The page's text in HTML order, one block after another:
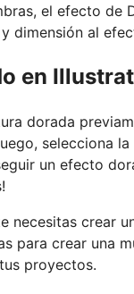
el efecto de
dimensión al
en
dorada
selecciona
un efecto
necesitas crear
para crear una
proyectos.